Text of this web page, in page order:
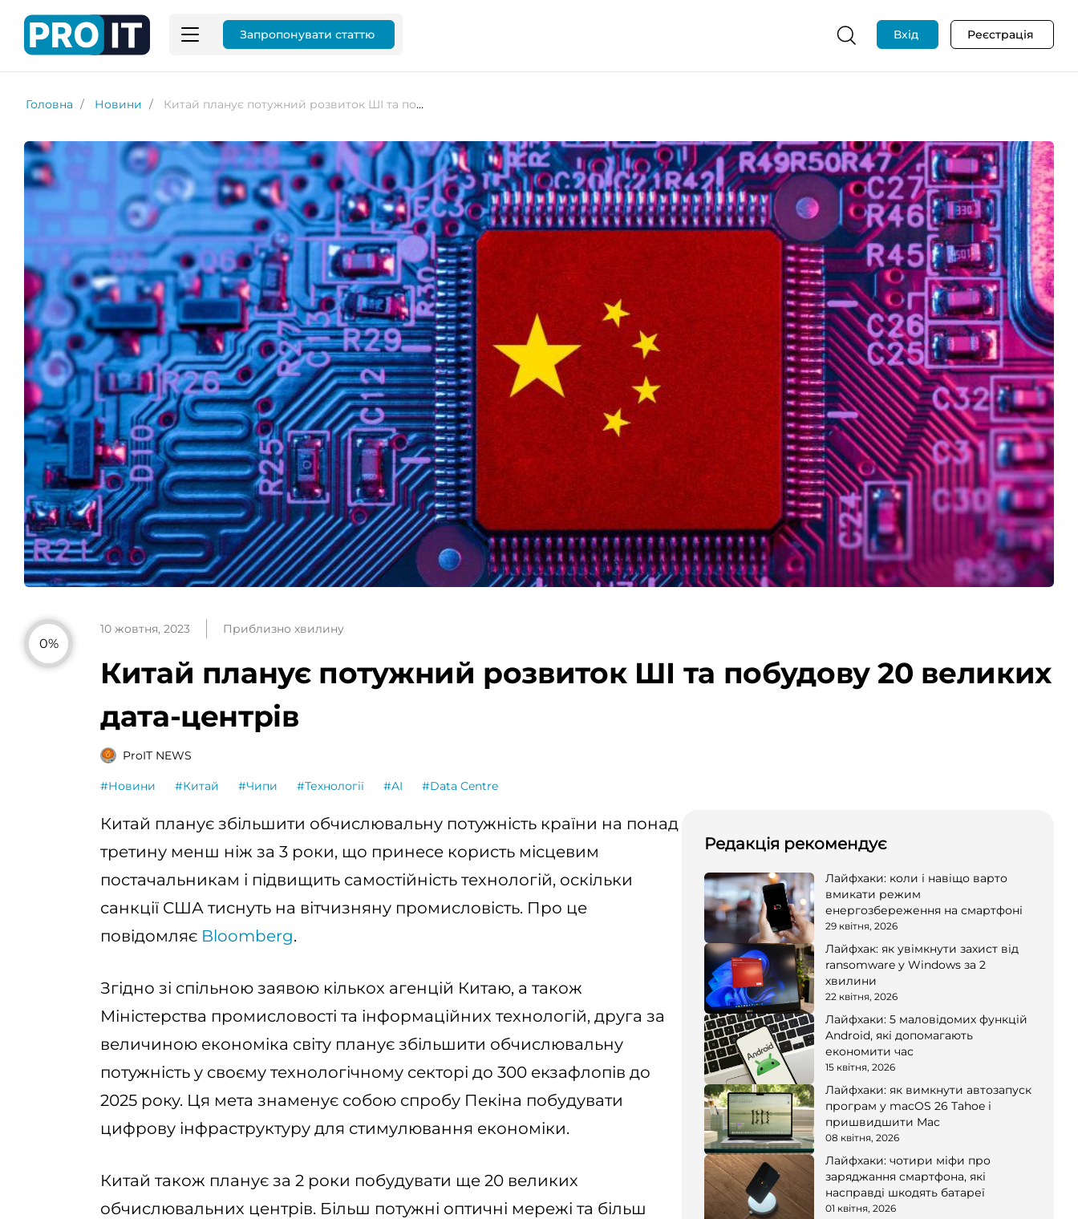
Запропонувати статтю Вхід Реєстрація
Головна Новини Китай планує потужний розвиток ШІ та побудову 20 великих дата-центрів
0%
10 жовтня, 2023 Приблизно хвилину
Китай планує потужний розвиток ШІ та побудову 20 великих
дата-центрів
ProIT NEWS
#Новини #Китай #Чипи #Технології #AI #Data Centre
Китай планує збільшити обчислювальну потужність країни на понад
третину менш ніж за 3 роки, що принесе користь місцевим
постачальникам і підвищить самостійність технологій, оскільки
санкції США тиснуть на вітчизняну промисловість. Про це
повідомляє Bloomberg.
Згідно зі спільною заявою кількох агенцій Китаю, а також
Міністерства промисловості та інформаційних технологій, друга за
величиною економіка світу планує збільшити обчислювальну
потужність у своєму технологічному секторі до 300 екзафлопів до
2025 року. Ця мета знаменує собою спробу Пекіна побудувати
цифрову інфраструктуру для стимулювання економіки.
Китай також планує за 2 роки побудувати ще 20 великих
обчислювальних центрів. Більш потужні оптичні мережі та більш
Редакція рекомендує
Лайфхаки: коли і навіщо варто
вмикати режим
енергозбереження на смартфоні
29 квітня, 2026
Лайфхак: як увімкнути захист від
ransomware у Windows за 2
хвилини
22 квітня, 2026
Лайфхаки: 5 маловідомих функцій
Android, які допомагають
економити час
15 квітня, 2026
Лайфхаки: як вимкнути автозапуск
програм у macOS 26 Tahoe і
пришвидшити Mac
08 квітня, 2026
Лайфхаки: чотири міфи про
заряджання смартфона, які
насправді шкодять батареї
01 квітня, 2026